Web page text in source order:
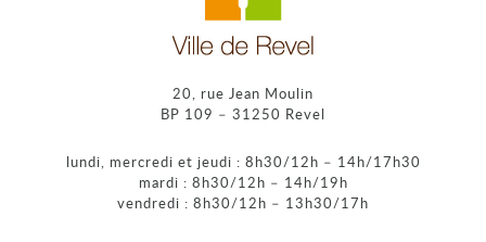
20, rue Jean Moulin
BP 109 – 31250 Revel
lundi, mercredi et jeudi : 8h30/12h – 14h/17h30
mardi : 8h30/12h – 14h/19h
vendredi : 8h30/12h – 13h30/17h